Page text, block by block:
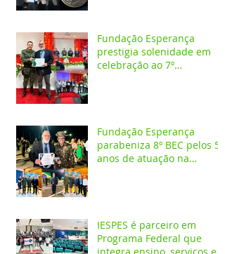
Fundação Esperança
prestigia solenidade em
celebração ao 7º
Fundação Esperança
parabeniza 8º BEC pelos 55
anos de atuação na
IESPES é parceiro em
Programa Federal que
integra ensino, serviços em